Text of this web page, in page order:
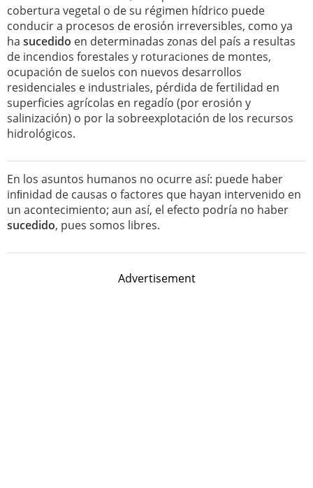
cobertura vegetal o de su régimen hídrico puede
conducir a procesos de erosión irreversibles, como ya
ha sucedido en determinadas zonas del país a resultas
de incendios forestales y roturaciones de montes,
ocupación de suelos con nuevos desarrollos
residenciales e industriales, pérdida de fertilidad en
superficies agrícolas en regadío (por erosión y
salinización) o por la sobreexplotación de los recursos
hidrológicos.
En los asuntos humanos no ocurre así: puede haber
inﬁnidad de causas o factores que hayan intervenido en
un acontecimiento; aun así, el efecto podría no haber
sucedido, pues somos libres.
Advertisement